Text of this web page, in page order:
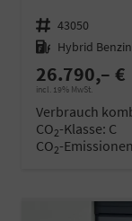
Fahrzeugnr. 43050
Kraftstoff Hybrid Benzin
26.790,– €
incl. 19% MwSt.
Verbrauch
CO2-Klasse: C
CO2-